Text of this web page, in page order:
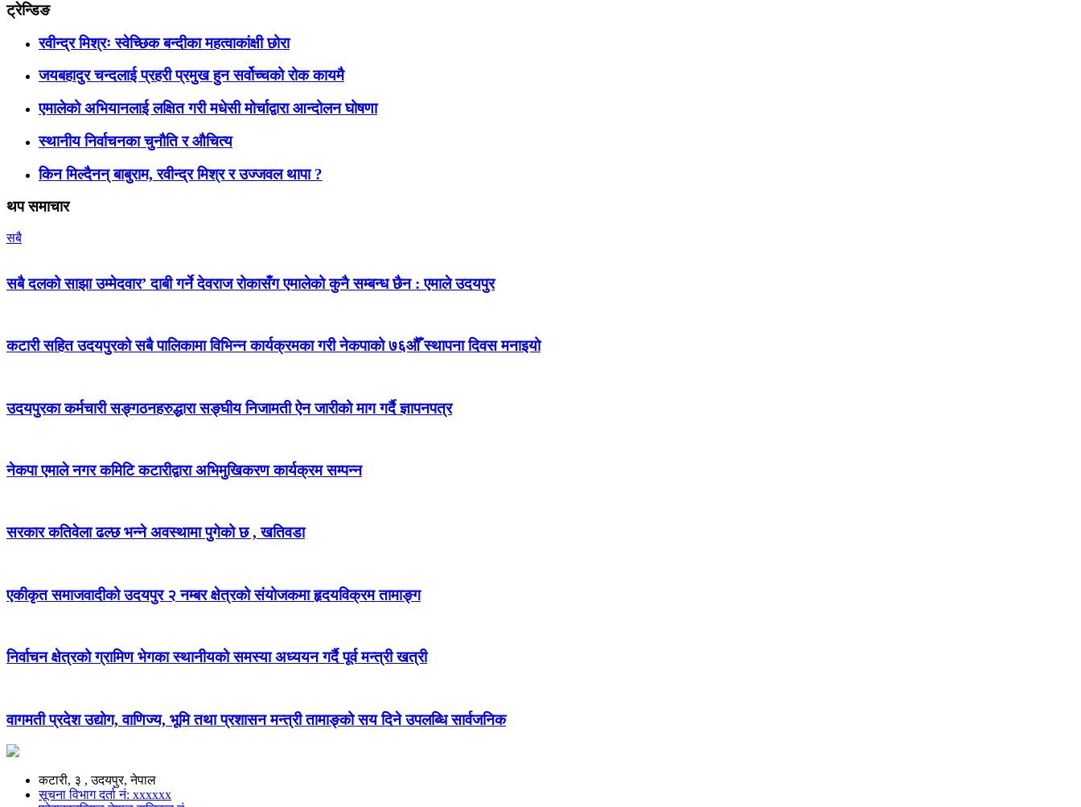
ट्रेन्डिङ
रवीन्द्र मिश्रः स्वेच्छिक बन्दीका महत्वाकांक्षी छोरा
जयबहादुर चन्दलाई प्रहरी प्रमुख हुन सर्वोच्चको रोक कायमै
एमालेको अभियानलाई लक्षित गरी मधेसी मोर्चाद्वारा आन्दोलन घोषणा
स्थानीय निर्वाचनका चुनौति र औचित्य
किन मिल्दैनन् बाबुराम, रवीन्द्र मिश्र र उज्जवल थापा ?
थप समाचार
सबै
सबै दलको साझा उम्मेदवार’ दाबी गर्ने देवराज रोकासँग एमालेको कुनै सम्बन्ध छैन : एमाले उदयपुर
कटारी सहित उदयपुरको सबै पालिकामा विभिन्न कार्यक्रमका गरी नेकपाको ७६औँ स्थापना दिवस मनाइयो
उदयपुरका कर्मचारी सङ्गठनहरुद्धारा सङ्घीय निजामती ऐन जारीको माग गर्दै ज्ञापनपत्र
नेकपा एमाले नगर कमिटि कटारीद्वारा अभिमुखिकरण कार्यक्रम सम्पन्न
सरकार कतिवेला ढल्छ भन्ने अवस्थामा पुगेको छ , खतिवडा
एकीकृत समाजवादीको उदयपुर २ नम्बर क्षेत्रको संयोजकमा हृदयविक्रम तामाङ्ग
निर्वाचन क्षेत्रको ग्रामिण भेगका स्थानीयको समस्या अध्ययन गर्दै पूर्व मन्त्री खत्री
वागमती प्रदेश उद्योग, वाणिज्य, भूमि तथा प्रशासन मन्त्री तामाङ्को सय दिने उपलब्धि सार्वजनिक
कटारी, ३ , उदयपुर, नेपाल
सूचना विभाग दर्ता नं: xxxxxx